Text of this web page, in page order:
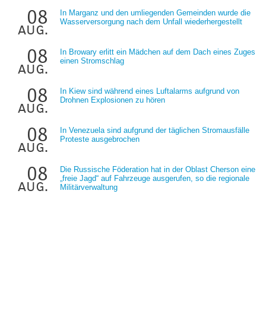
08
aug.
In Marganz und den umliegenden Gemeinden wurde die
Wasserversorgung nach dem Unfall wiederhergestellt
08
aug.
In Browary erlitt ein Mädchen auf dem Dach eines Zuges
einen Stromschlag
08
aug.
In Kiew sind während eines Luftalarms aufgrund von
Drohnen Explosionen zu hören
08
aug.
In Venezuela sind aufgrund der täglichen Stromausfälle
Proteste ausgebrochen
08
aug.
Die Russische Föderation hat in der Oblast Cherson eine
„freie Jagd“ auf Fahrzeuge ausgerufen, so die regionale
Militärverwaltung